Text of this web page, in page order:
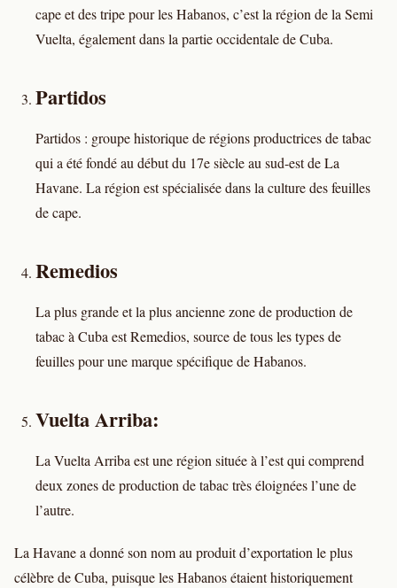
cape et des tripe pour les Habanos, c’est la région de la Semi
Vuelta, également dans la partie occidentale de Cuba.
Partidos
Partidos : groupe historique de régions productrices de tabac
qui a été fondé au début du 17e siècle au sud-est de La
Havane. La région est spécialisée dans la culture des feuilles
de cape.
Remedios
La plus grande et la plus ancienne zone de production de
tabac à Cuba est Remedios, source de tous les types de
feuilles pour une marque spécifique de Habanos.
Vuelta Arriba:
La Vuelta Arriba est une région située à l’est qui comprend
deux zones de production de tabac très éloignées l’une de
l’autre.
La Havane a donné son nom au produit d’exportation le plus
célèbre de Cuba, puisque les Habanos étaient historiquement